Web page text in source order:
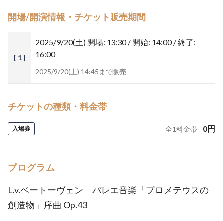
開場/開演情報・チケット販売期間
[ 1 ]
2025/9/20(土) 開場: 13:30 / 開始: 14:00 / 終了:
16:00
2025/9/20(土) 14:45まで販売
チケットの種類・料金帯
入場券 全1料金帯 0円
プログラム
L.v.ベートーヴェン バレエ音楽「プロメテウスの
創造物」序曲 Op.43